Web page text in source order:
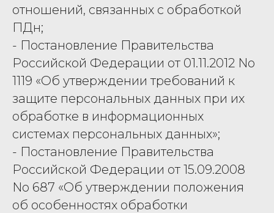
отношений, связанных с обработкой
ПДн;
- Постановление Правительства
Российской Федерации от 01.11.2012 No
1119 «Об утверждении требований к
защите персональных данных при их
обработке в информационных
системах персональных данных»;
- Постановление Правительства
Российской Федерации от 15.09.2008
No 687 «Об утверждении положения
об особенностях обработки